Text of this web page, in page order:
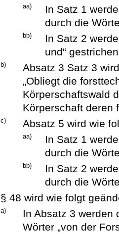
aa)
In Satz 1
durch die
bb)
In Satz 2
und“
b)
Absatz 3 Satz 3
„Obliegt die
Körperschaftswald
Körperschaft deren
c) Absatz 5 wird wie
aa)
In Satz 1
durch die
bb)
In Satz 2
durch die
§ 48 wird wie folgt
a)
In Absatz 3 werden
Wörter „von der